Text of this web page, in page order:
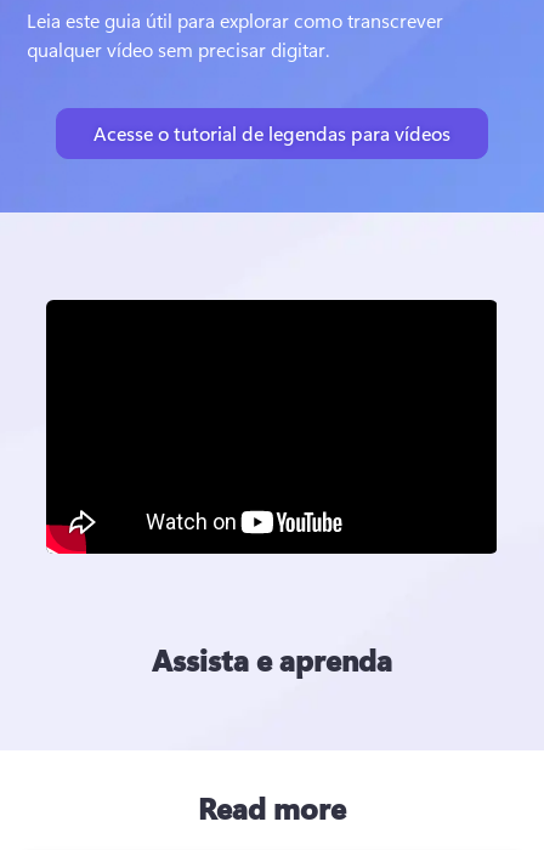
Leia este guia útil para explorar como transcrever
qualquer vídeo sem precisar digitar.
Acesse o tutorial de legendas para vídeos
Assista e aprenda
Read more